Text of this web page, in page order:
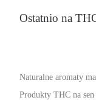
Ostatnio na
Naturalne aromaty
Produkty THC na